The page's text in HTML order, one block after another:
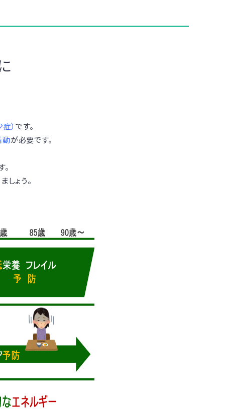
）です。
動が必要です。
しょう。